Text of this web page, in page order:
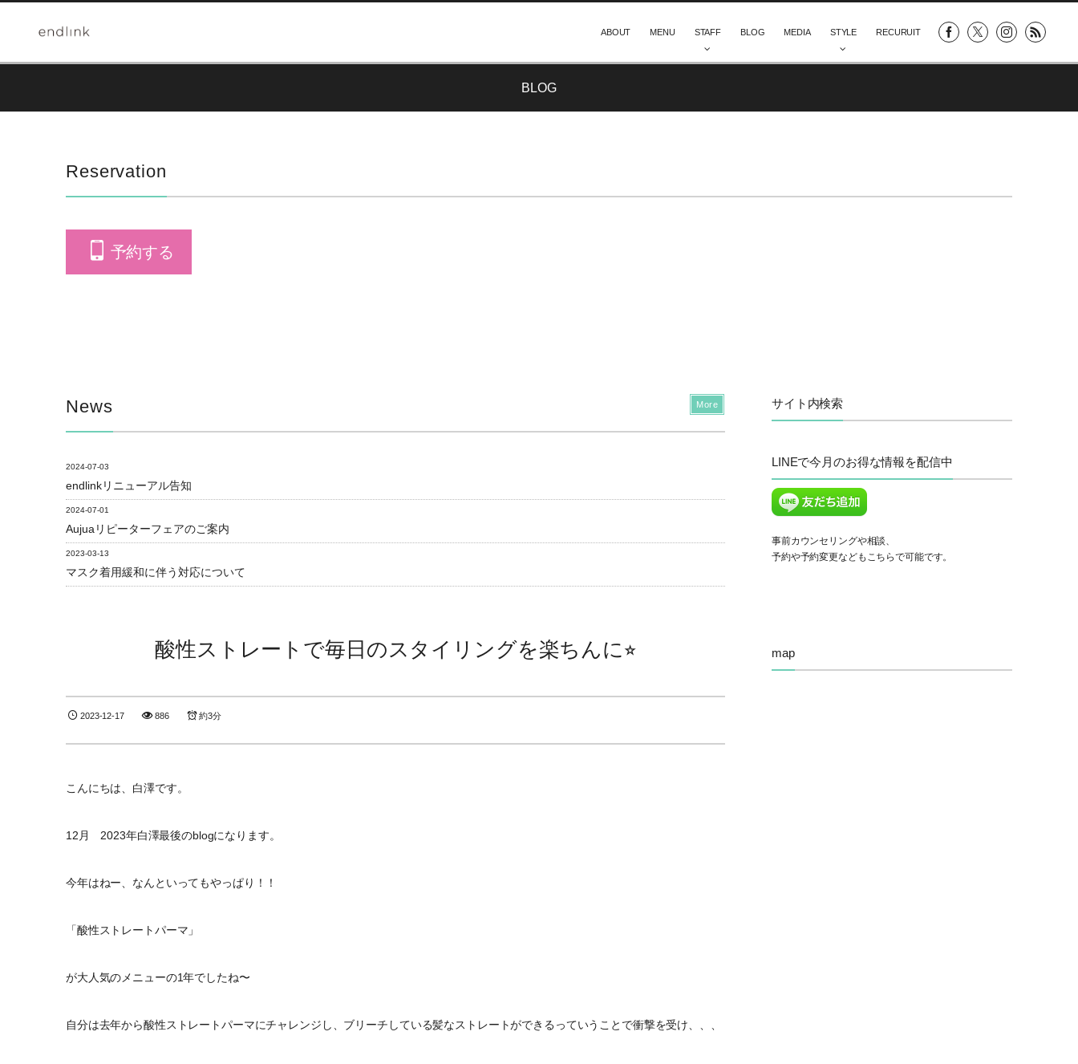
ABOUT MENU STAFF BLOG MEDIA STYLE RECURUIT
BLOG
Reservation
予約する
News
2024-07-03
endlinkリニューアル告知
2024-07-01
Aujuaリピーターフェアのご案内
2023-03-13
マスク着用緩和に伴う対応について
More
酸性ストレートで毎日のスタイリングを楽ちんに⭐︎
2023-12-17 886 約3分
こんにちは、白澤です。
12月 2023年白澤最後のblogになります。
今年はねー、なんといってもやっぱり！！
「酸性ストレートパーマ」
が大人気のメニューの1年でしたね〜
自分は去年から酸性ストレートパーマにチャレンジし、ブリーチしている髪なストレートができるっていうことで衝撃を受け、、、
サイト内検索
LINEで今月のお得な情報を配信中
事前カウンセリングや相談、
予約や予約変更などもこちらで可能です。
map